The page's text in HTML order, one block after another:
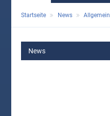
Startseite News Allgemein
MAIN
News